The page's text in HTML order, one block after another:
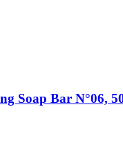
Soap Bar N°06,